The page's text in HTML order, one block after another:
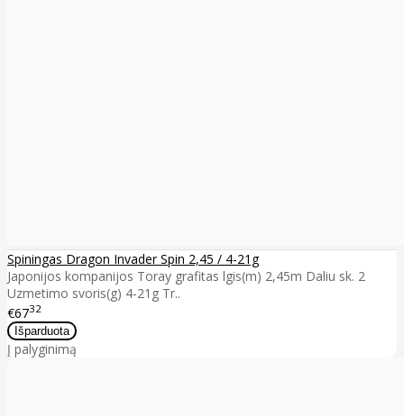
Spiningas Dragon Invader Spin 2,45 / 4-21g
Japonijos kompanijos Toray grafitas lgis(m) 2,45m Daliu sk. 2
Uzmetimo svoris(g) 4-21g Tr..
€6732
Į palyginimą